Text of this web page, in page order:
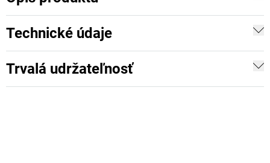
Technické údaje
Trvalá udržateľnosť